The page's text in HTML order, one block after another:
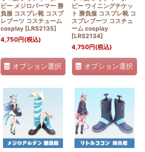
ビー メジロパーマー 勝
負服 コスプレ靴 コスプ
レブーツ コスチューム
cosplay [LRS2135]
4,750円(税込)
オプション選択
ビー ウイニングチケッ
ト 勝負服 コスプレ靴 コ
スプレブーツ コスチュ
ーム cosplay
[LRS2134]
4,750円(税込)
オプション選択